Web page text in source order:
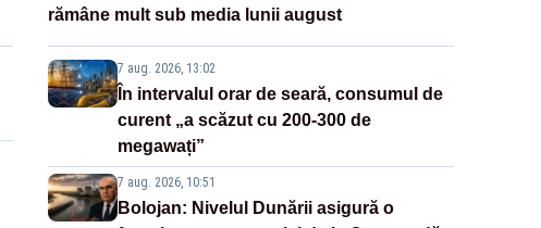
rămâne mult sub media lunii august
7 aug. 2026, 13:02
În intervalul orar de seară, consumul de
curent „a scăzut cu 200-300 de
megawați”
7 aug. 2026, 10:51
Bolojan: Nivelul Dunării asigură o